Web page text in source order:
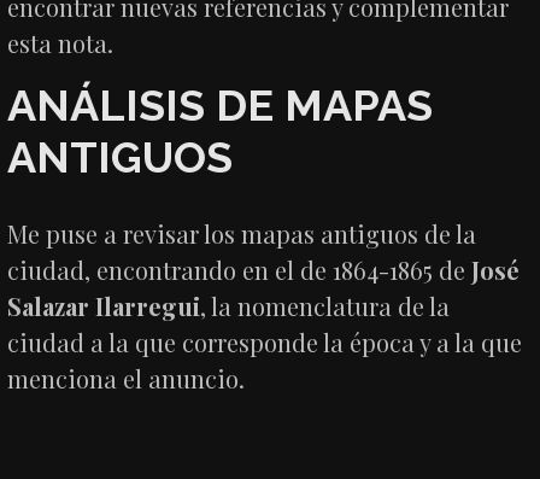
esta nota.
ANÁLISIS DE MAPAS
ANTIGUOS
Me puse a revisar los mapas antiguos de la
ciudad, encontrando en el de 1864-1865 deJosé
Salazar Ilarregui, la nomenclatura de la
ciudad a la que corresponde la época y a la que
menciona el anuncio.